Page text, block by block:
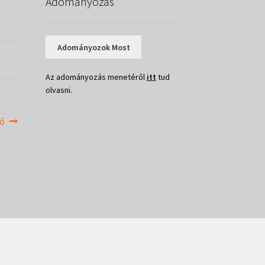
Adományozok Most
Az adományozás menetéről itt tud
olvasni.